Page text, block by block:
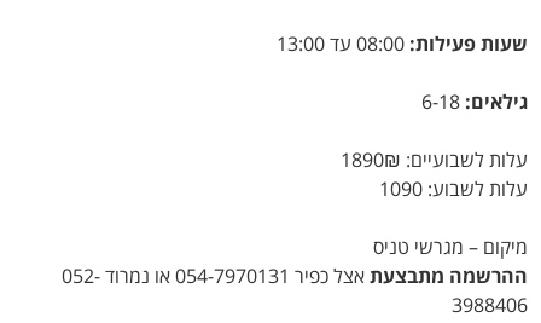
שעות פעילות:08:00 עד 13:00
גילאים:6-18
עלות לשבועיים: 1890₪
עלות לשבוע: 1090
מיקום – מגרשי טניס
ההרשמה מתבצעת
אצל כפיר 054-7970131 או נמרוד 052-
3988406